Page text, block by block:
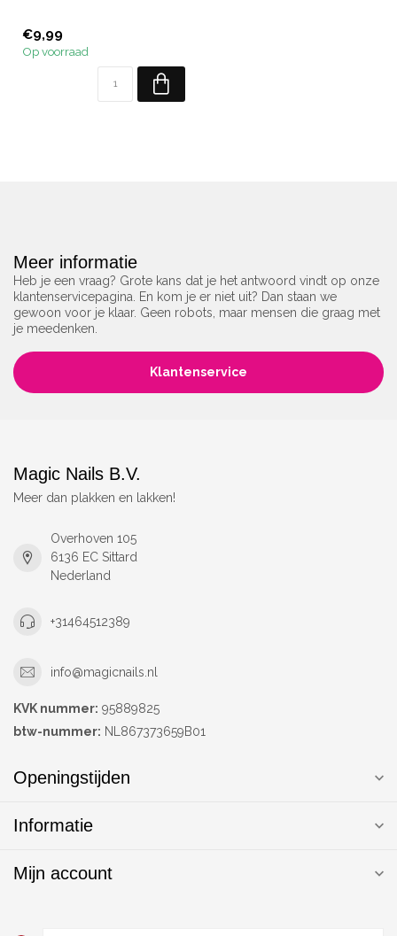
€9,99
Op voorraad
Meer informatie
Heb je een vraag? Grote kans dat je het antwoord vindt op onze
klantenservicepagina. En kom je er niet uit? Dan staan we
gewoon voor je klaar. Geen robots, maar mensen die graag met
je meedenken.
Klantenservice
Magic Nails B.V.
Meer dan plakken en lakken!
Overhoven 105
6136 EC Sittard
Nederland
+31464512389
info@magicnails.nl
KVK nummer: 95889825
btw-nummer: NL867373659B01
Openingstijden
Informatie
Mijn account